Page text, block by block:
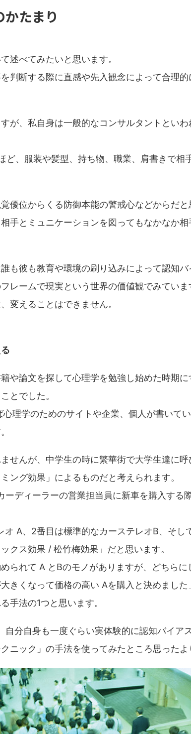
たまり
述べてみたいと思います。
判断する際に直感や先入観念によって合理
が、私自身は一般的なコンサルタントとい
ど、服装や髪型、持ち物、職業、肩書きで相
優位からくる防御本能の警戒心などからだ
手とミュニケーションを図ってもなかなか
も彼も教育や環境の刷り込みによって認知バ
レームで現実という世界の価値観でみていま
変えることはできません。
や論文を探して心理学を勉強し始めた時期
とでした。
理学のためのサイトや企業、個人が書いて
せんが、中学生の時に繁華街で大学生達に
ング効果」によるものだと考えられます。
ーディーラーの営業担当員に新車を購入する
オ A、2番目は標準的なカーステレオB、そ
クス効果 / 松竹梅効果」だと思います。
られて A とBのモノがありますが、どちら
きくなって価格の高い Aを購入と決めまし
手法の1つと思います。
分自身も一度ぐらい実体験的に認知バイア
ニック」の手法を使ってみたところ思ったよ